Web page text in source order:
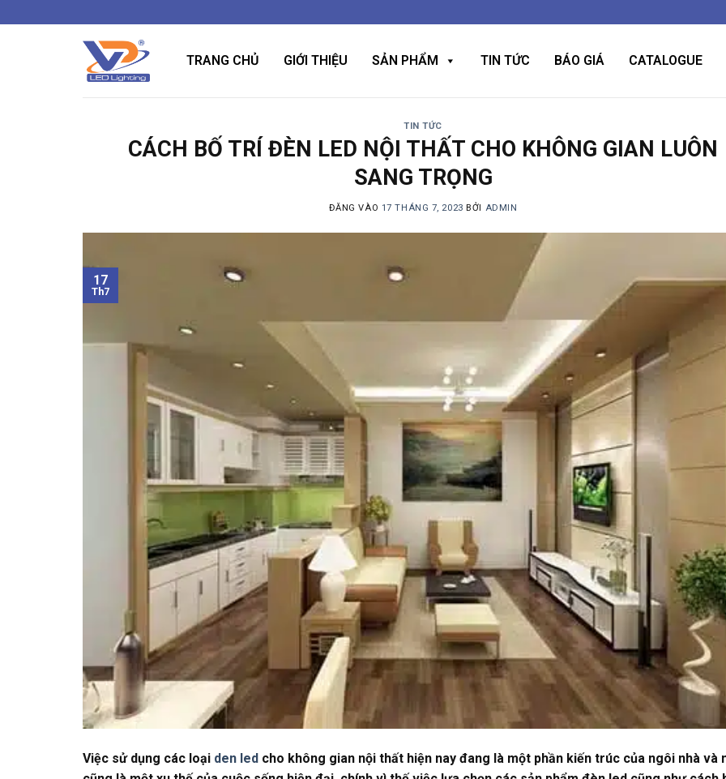
qua
TRANG CHỦ GIỚI THIỆU SẢN PHẨM TIN TỨC BÁO GIÁ CATALOGUE
TIN TỨC
CÁCH BỐ TRÍ ĐÈN LED NỘI THẤT CHO KHÔNG GIAN LUÔN
SANG TRỌNG
ĐĂNG VÀO 17 THÁNG 7, 2023 BỞI ADMIN
17
Th7
Việc sử dụng các loại den led cho không gian nội thất hiện nay đang là một phần kiến trúc của ngôi nhà và